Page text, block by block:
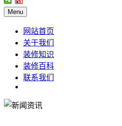
Menu
网站首页
关于我们
装修知识
装修百科
联系我们